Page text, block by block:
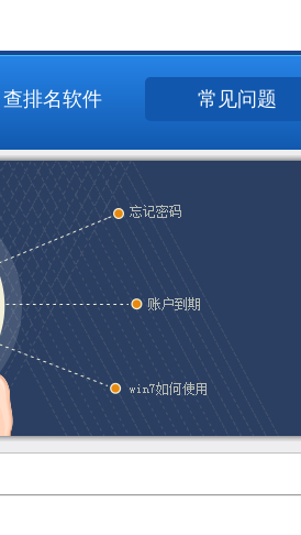
查排名软件 常见问题